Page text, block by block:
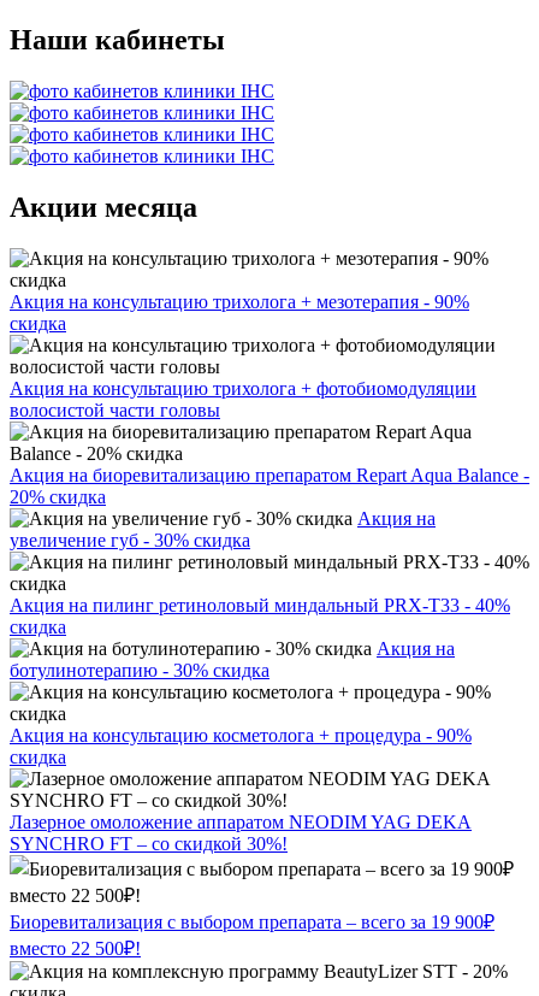
Наши кабинеты
Акции месяца
Акция на консультацию трихолога + мезотерапия - 90%
скидка
Акция на консультацию трихолога + фотобиомодуляции
волосистой части головы
Акция на биоревитализацию препаратом Repart Aqua Balance -
20% скидка
Акция на
увеличение губ - 30% скидка
Акция на пилинг ретиноловый миндальный PRX-T33 - 40%
скидка
Акция на
ботулинотерапию - 30% скидка
Акция на консультацию косметолога + процедура - 90%
скидка
Лазерное омоложение аппаратом NEODIM YAG DEKA
SYNCHRO FT – со скидкой 30%!
Биоревитализация с выбором препарата – всего за 19 900₽
вместо 22 500₽!